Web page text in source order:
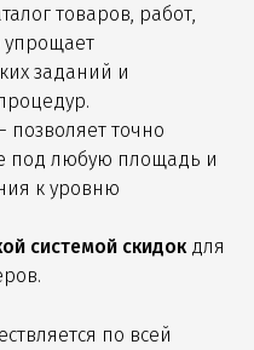
товаров, работ,
упрощает
заданий и
позволяет точно
под любую площадь и
к уровню
системой скидокдля
по всей